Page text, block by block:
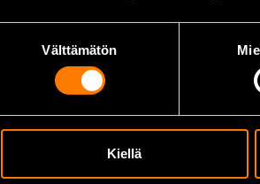
Välttämätön
Kiellä
och mindre fordon.
byte av bromsvätska.
broms- och fjädringssystem.